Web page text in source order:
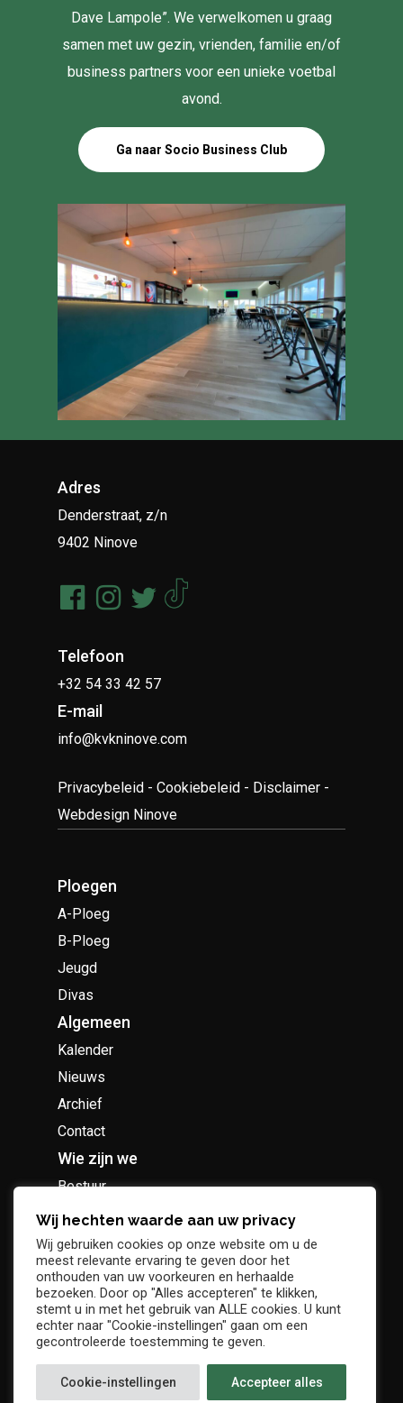
Dave Lampole”. We verwelkomen u graag
samen met uw gezin, vrienden, familie en/of
business partners voor een unieke voetbal
avond.
Ga naar Socio Business Club
Adres
Denderstraat, z/n
9402 Ninove
Telefoon
+32 54 33 42 57
E-mail
info@kvkninove.com
Privacybeleid -Cookiebeleid - Disclaimer -
Webdesign Ninove
Ploegen
A-Ploeg
B-Ploeg
Jeugd
Divas
Algemeen
Kalender
Nieuws
Archief
Contact
Wie zijn we
Bestuur
Geschiedenis
Supportersclub
Socio Business Club
Wij hechten waarde aan uw privacy
Wij gebruiken cookies op onze website om u de
meest relevante ervaring te geven door het
onthouden van uw voorkeuren en herhaalde
bezoeken. Door op "Alles accepteren" te klikken,
stemt u in met het gebruik van ALLE cookies. U kunt
echter naar "Cookie-instellingen" gaan om een
gecontroleerde toestemming te geven.
Cookie-instellingen Accepteer alles